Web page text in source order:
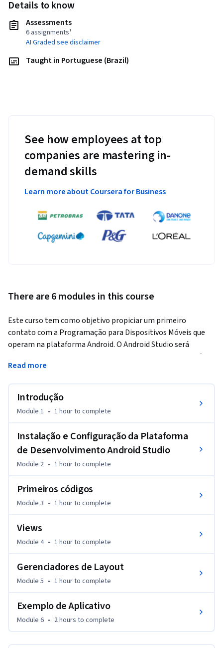
Details to know
Assessments
6 assignments¹
AI Graded see disclaimer
Taught in Portuguese (Brazil)
See how employees at top
companies are mastering in-
demand skills
Learn more about Coursera for Business
There are 6 modules in this course
Este curso tem como objetivo propiciar um primeiro
contato com a Programação para Dispositivos Móveis que
operam na plataforma Android. O Android Studio será
utilizado como ambiente de desenvolvimento desde o início
do curso e você receberá dicas de como obter ajuda quando
necessário. Ao solucionar problemas por conta própria, você
irá adquirir a autonomia necessária para concluir projetos de
programação.
Ao final do curso, você desenvolverá um aplicativo. Para que
você seja capaz de concluir o projeto final, nós listaremos
algumas ferramentas que estão a sua disposição, além de
materiais que mostram como utilizar essas ferramentas.
utilizar o ambiente de desenvolvimento, (ii) desenvolver
uma interface gráfica simples com elementos pré-definidos,
criar um aplicativo que interage com o usuário.
para concluir este curso. Entretanto, é recomendável que
você tenha um conhecimento básico de programação em
Java. Você pode optar por estudar esses conceitos antes do
início do curso e ainda buscar informações online quando
algum aspecto da linguagem Java não ficar muito claro
apenas com o material do curso.
Read more
Introdução
Module 1 • 1 hourto complete
Instalação e Configuração da Plataforma
de Desenvolvimento Android Studio
Module 2 • 1 hourto complete
Primeiros códigos
Module 3 • 1 hourto complete
Views
Module 4 • 1 hourto complete
Gerenciadores de Layout
Module 5 • 1 hourto complete
Exemplo de Aplicativo
Module 6 • 2 hours to complete